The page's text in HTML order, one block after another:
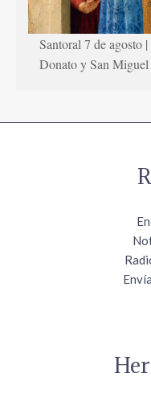
Santoral 7 de agosto
Donato y San